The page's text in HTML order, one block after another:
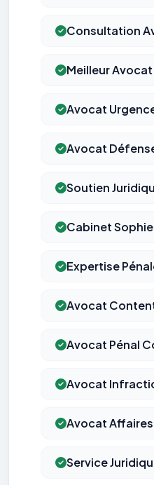
Consultation
Meilleur Avocat
Avocat
Avocat
Soutien
Cabinet
Expertise
Avocat
Avocat Pénal
Avocat
Avocat Affaires
Service